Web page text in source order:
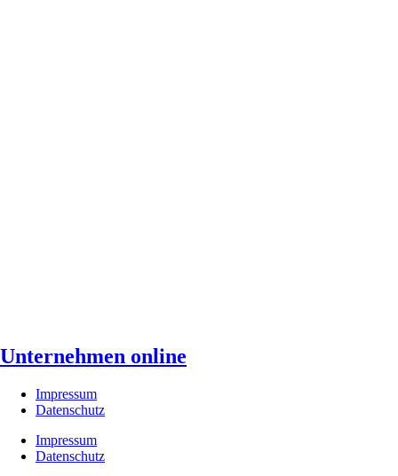
Unternehmen online
Impressum
Datenschutz
Impressum
Datenschutz